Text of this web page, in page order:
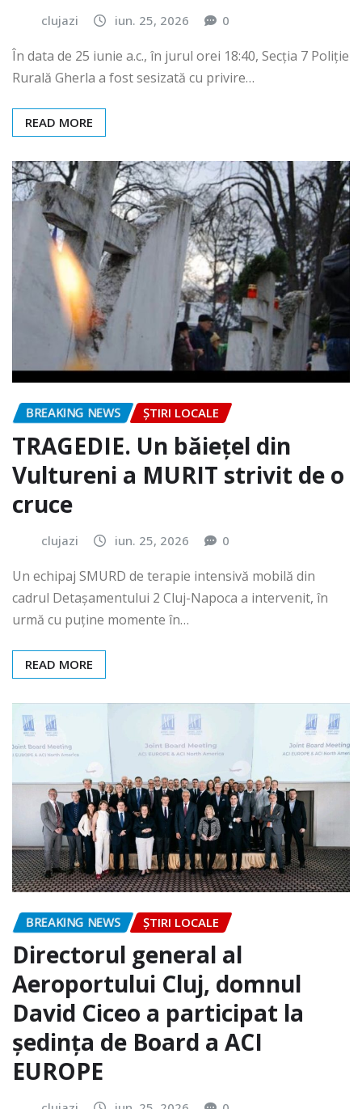
clujazi iun. 25, 2026 0
În data de 25 iunie a.c., în jurul orei 18:40, Secția 7 Poliție
Rurală Gherla a fost sesizată cu privire…
READ MORE
BREAKING NEWS ȘTIRI LOCALE
TRAGEDIE. Un băiețel din
Vultureni a MURIT strivit de o
cruce
clujazi iun. 25, 2026 0
Un echipaj SMURD de terapie intensivă mobilă din
cadrul Detașamentului 2 Cluj-Napoca a intervenit, în
urmă cu puține momente în…
READ MORE
BREAKING NEWS ȘTIRI LOCALE
Directorul general al
Aeroportului Cluj, domnul
David Ciceo a participat la
ședința de Board a ACI
EUROPE